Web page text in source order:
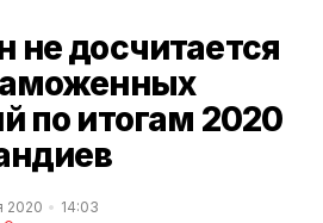
не досчитается
по итогам 2020
2020 14:03